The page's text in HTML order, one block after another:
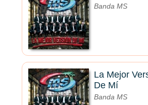
Banda MS
La Mejor
De Mí
Banda MS